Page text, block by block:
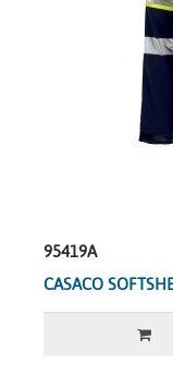
95419A
CASACO